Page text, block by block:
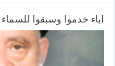
اباء خدموا وسبقوا